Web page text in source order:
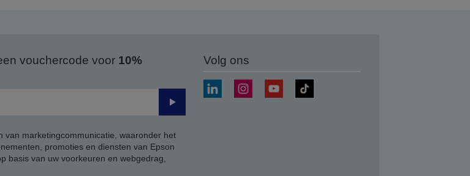
vouchercode voor 10%
Verzenden
van marketingcommunicatie, waaronder het
promoties en diensten van Epson
basis van uw voorkeuren en webgedrag,
Volg ons